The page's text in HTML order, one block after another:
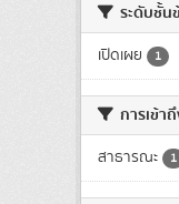
ระดับชั้น
เปิดเผย 1
การเข้า
สาธารณะ 1